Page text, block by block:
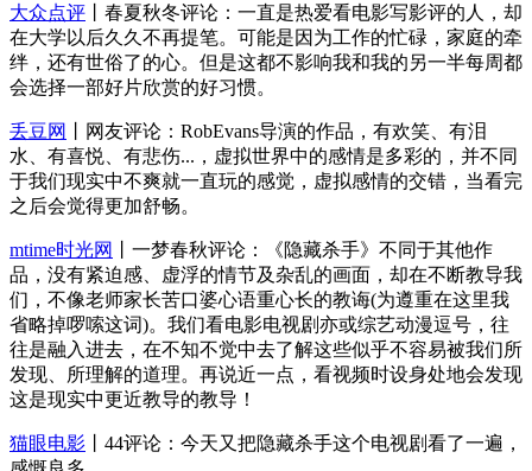
大众点评 丨春夏秋冬评论：一直是热爱看电影写影评的人，却
在大学以后久久不再提笔。可能是因为工作的忙碌，家庭的牵
绊，还有世俗了的心。但是这都不影响我和我的另一半每周都
会选择一部好片欣赏的好习惯。
丢豆网
丨网友评论：RobEvans导演的作品，有欢笑、有泪
水、有喜悦、有悲伤...，虚拟世界中的感情是多彩的，并不同
于我们现实中不爽就一直玩的感觉，虚拟感情的交错，当看完
之后会觉得更加舒畅。
mtime时光网
丨一梦春秋评论：《隐藏杀手》不同于其他作
品，没有紧迫感、虚浮的情节及杂乱的画面，却在不断教导我
们，不像老师家长苦口婆心语重心长的教诲(为遵重在这里我
省略掉啰嗦这词)。我们看电影电视剧亦或综艺动漫逗号，往
往是融入进去，在不知不觉中去了解这些似乎不容易被我们所
发现、所理解的道理。再说近一点，看视频时设身处地会发现
这是现实中更近教导的教导！
猫眼电影 丨44评论：今天又把隐藏杀手这个电视剧看了一遍，